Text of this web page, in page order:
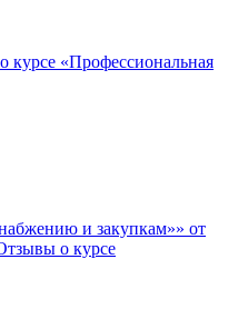
курсе «Профессиональная
и закупкам»» от
о курсе